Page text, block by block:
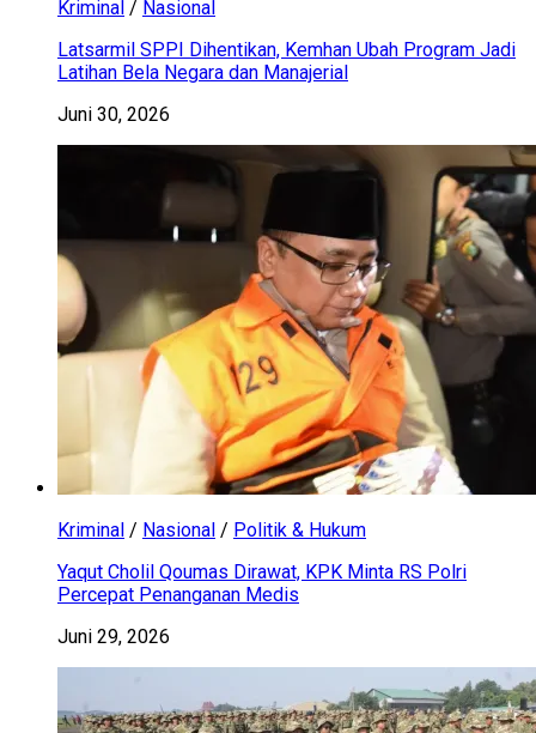
Kriminal / Nasional
Latsarmil SPPI Dihentikan, Kemhan Ubah Program Jadi
Latihan Bela Negara dan Manajerial
Juni 30, 2026
Kriminal / Nasional / Politik & Hukum
Yaqut Cholil Qoumas Dirawat, KPK Minta RS Polri
Percepat Penanganan Medis
Juni 29, 2026